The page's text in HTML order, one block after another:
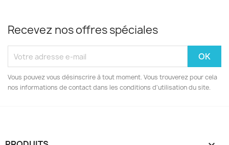
Recevez nos offres spéciales
Vous pouvez vous désinscrire à tout moment. Vous trouverez pour cela
nos informations de contact dans les conditions d'utilisation du site.